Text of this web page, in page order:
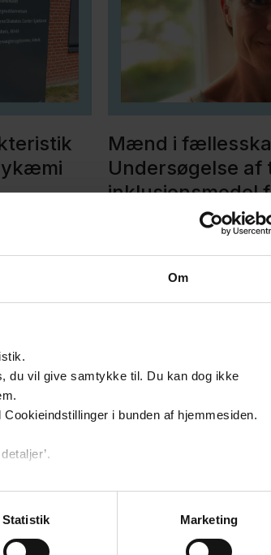
Om
du vil give samtykke til. Du kan dog ikke
i bunden af hjemmesiden.
Statistik Marketing
Mænd i
Undersøgelse
inklusionsmodel
Læs mere om projektet